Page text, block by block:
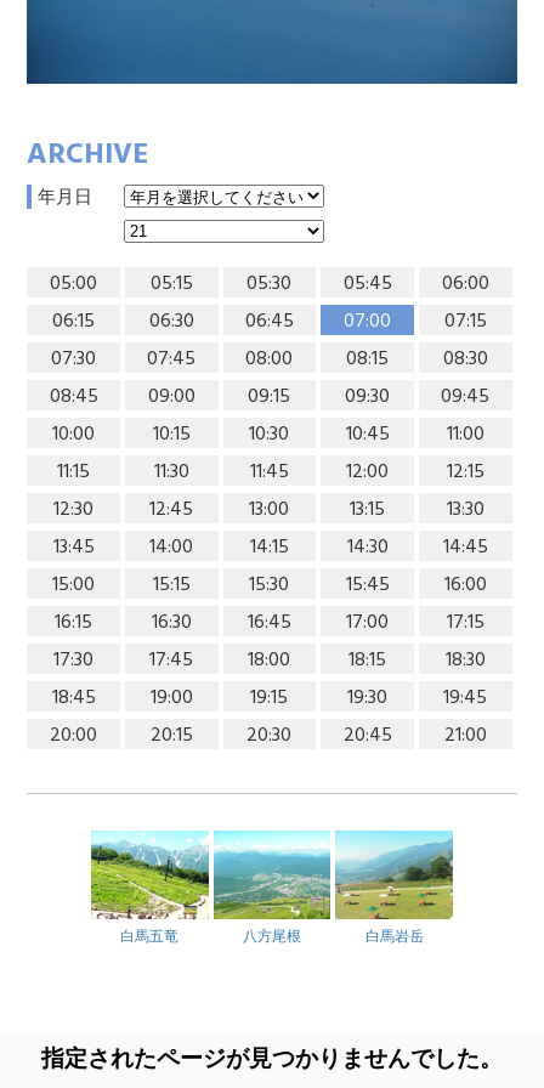
ARCHIVE
年月日
05:00 05:15 05:30 05:45
06:00
06:15
06:30 06:45 07:00
07:15
07:30
07:45 08:00 08:15
08:30
08:45
09:00 09:15 09:30
09:45
10:00
10:15 10:30 10:45
11:00
11:15
11:30 11:45 12:00
12:15
12:30
12:45 13:00 13:15
13:30
13:45
14:00 14:15 14:30
14:45
15:00
15:15 15:30 15:45
16:00
16:15
16:30 16:45 17:00
17:15
17:30
17:45 18:00 18:15
18:30
18:45
19:00 19:15 19:30
19:45
20:00
20:15 20:30 20:45 21:00
白馬五竜 八方尾根 白馬岩岳